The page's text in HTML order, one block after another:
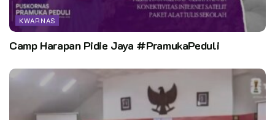
KWARNAS
Camp Harapan Pidie Jaya #PramukaPeduli